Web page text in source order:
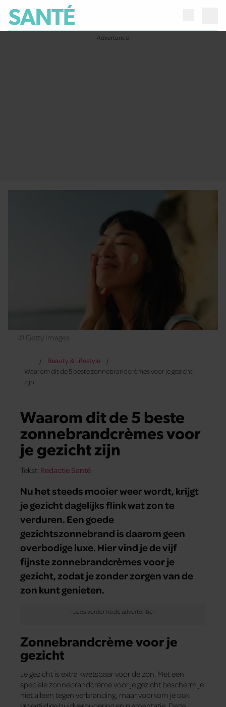
© Getty Images
Beauty & Lifestyle
Waarom dit de 5 beste zonnebrandcrèmes voor je gezicht
zijn
Waarom dit de 5 beste
zonnebrandcrèmes voor
je gezicht zijn
Tekst: Redactie Santé
Nu het steeds mooier weer wordt, krijgt
je gezicht dagelijks flink wat zon te
verduren. Een goede
gezichtszonnebrand is daarom geen
overbodige luxe. Hier vind je de vijf
fijnste zonnebrandcrèmes voor je
gezicht, zodat je zonder zorgen van de
zon kunt genieten.
Zonnebrandcrème voor je
gezicht
Je gezicht is extra kwetsbaar voor de zon. Met een
speciale zonnebrandcrème voor je gezicht bescherm je
niet alleen tegen verbranding, maar voorkom je ook